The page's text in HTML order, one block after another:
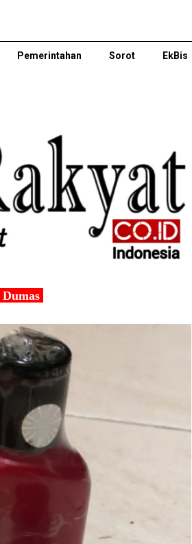
Pemerintahan Sorot EkBis
Dumas